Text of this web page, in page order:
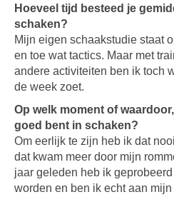
Hoeveel tijd besteed je
schaken?
Mijn eigen schaakstudie staat
en toe wat tactics. Maar met
andere activiteiten ben ik toch
de week zoet.
Op welk moment of
goed bent in schaken?
Om eerlijk te zijn heb ik dat
dat kwam meer door mijn
jaar geleden heb ik
worden en ben ik echt aan